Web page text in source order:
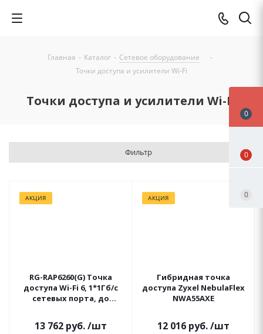
Главная - Каталог - Сетевое оборудование
-
Точки доступа и усилители Wi-Fi
Точки доступа и усилители Wi-Fi
Фильтр
АКЦИЯ
RG-RAP6260(G) Точка
доступа Wi-Fi 6, 1*1Гб/с
сетевых порта, до
13 762 руб./шт
АКЦИЯ
Гибридная точка
доступа Zyxel NebulaFlex
NWA55AXE
12 016 руб./шт
0
0
0